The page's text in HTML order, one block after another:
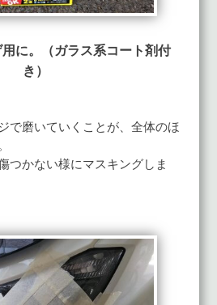
に。（ガラス系コート剤付
き）
で磨いていくことが、全体のほ
つかない様にマスキングしま